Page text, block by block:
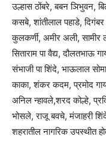
उल्हास ठोंबरे, बबन ञिभुवन,
कसबे, शांतीलाल पहाडे,
कुलकर्णी, अमीर अली,
सिताराम पा वैद्य, दौलतभाऊ
संभाजी पा शिंदे, भाऊलाल
काका, शंकर कदम, प्रमोद
अनिल न्हावले,शरद कोल्हे,
भोसले, राजू बवचे, मंजाहरी
शहरातील नागरिक उपस्थीत